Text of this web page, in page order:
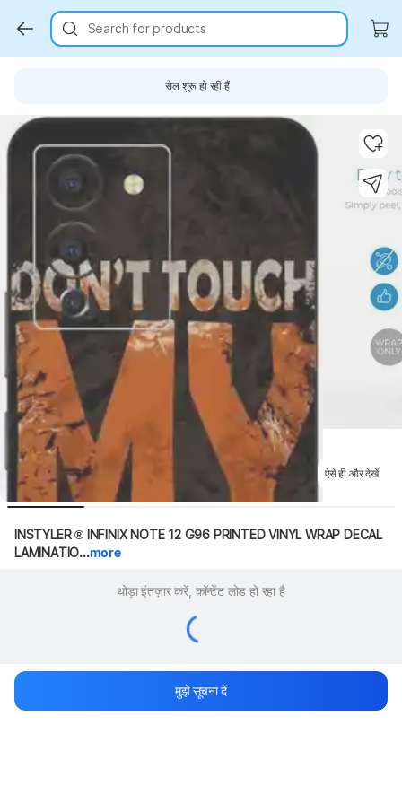
Search for products
सेल शुरू हो रही हैं
Key Highlights
ऐसे ही और देखें
INSTYLER ® INFINIX NOTE 12 G96 PRINTED VINYL WRAP DECAL
LAMINATIO...more
थोड़ा इंतज़ार करें, कॉन्टेंट लोड हो रहा है
मुझे सूचना दें